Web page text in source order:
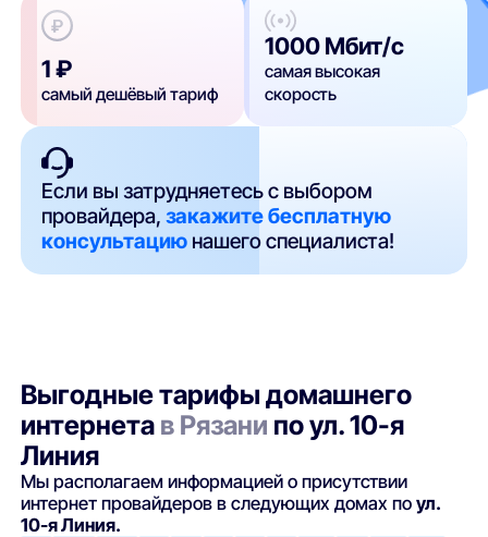
1 ₽
самый дешёвый тариф
1000 Мбит/с
самая высокая
скорость
Если вы затрудняетесь с выбором
провайдера,закажите бесплатную
консультацию нашего специалиста!
Выгодные тарифы домашнего
интернета в Рязани по ул. 10-я
Линия
Мы располагаем информацией о присутствии
интернет провайдеров в следующих домах поул.
10-я Линия.